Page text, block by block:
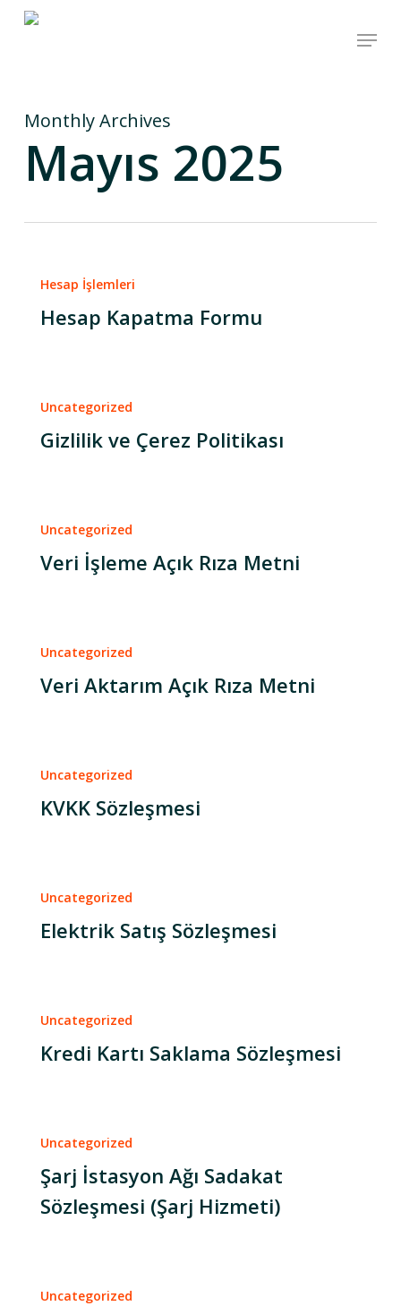
Menu
Monthly Archives
Mayıs 2025
Hesap İşlemleri
Hesap Kapatma Formu
Uncategorized
Gizlilik ve Çerez Politikası
Uncategorized
Veri İşleme Açık Rıza Metni
Uncategorized
Veri Aktarım Açık Rıza Metni
Uncategorized
KVKK Sözleşmesi
Uncategorized
Elektrik Satış Sözleşmesi
Uncategorized
Kredi Kartı Saklama Sözleşmesi
Uncategorized
Şarj İstasyon Ağı Sadakat
Sözleşmesi (Şarj Hizmeti)
Uncategorized